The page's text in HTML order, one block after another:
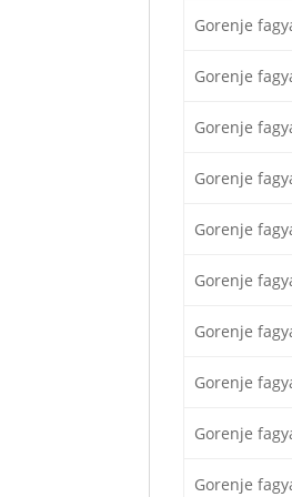
Gorenje
Gorenje
Gorenje
Gorenje
Gorenje
Gorenje
Gorenje
Gorenje
Gorenje
Gorenje